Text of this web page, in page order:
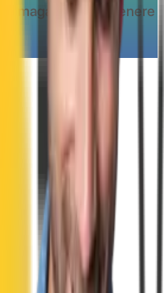
magazinele partenere